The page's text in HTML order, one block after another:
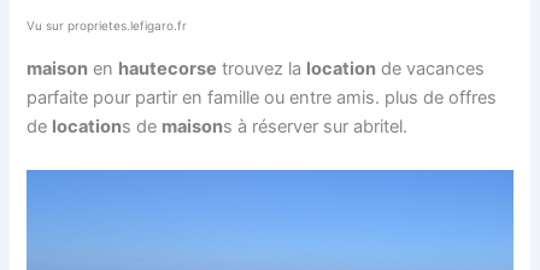
Vu sur proprietes.lefigaro.fr
maison en hautecorse trouvez la location de vacances
parfaite pour partir en famille ou entre amis. plus de offres
de locations de maisons à réserver sur abritel.